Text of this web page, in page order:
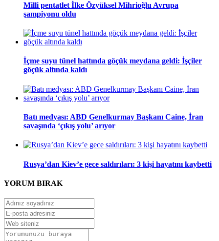
Milli pentatlet İlke Özyüksel Mihrioğlu Avrupa
şampiyonu oldu
İçme suyu tünel hattında göçük meydana geldi: İşçiler
göçük altında kaldı
Batı medyası: ABD Genelkurmay Başkanı Caine, İran
savaşında ‘çıkış yolu’ arıyor
Rusya’dan Kiev’e gece saldırıları: 3 kişi hayatını kaybetti
YORUM BIRAK